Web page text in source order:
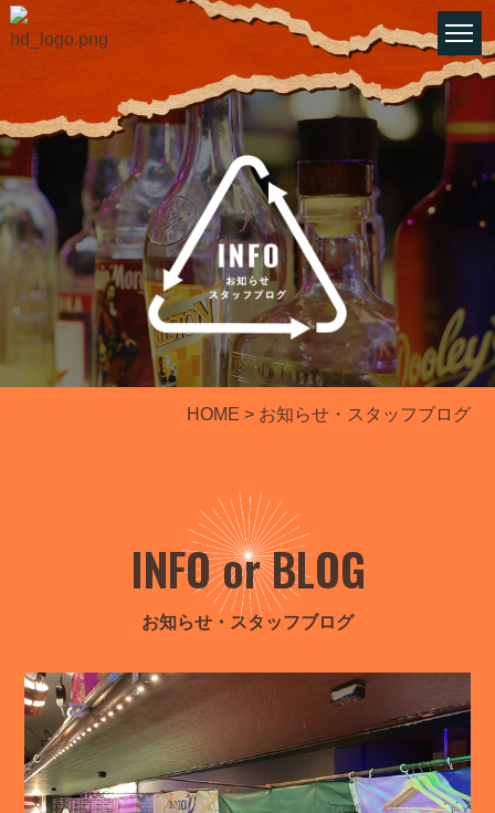
HOME > お知らせ・スタッフブログ
INFO or BLOG
お知らせ・スタッフブログ